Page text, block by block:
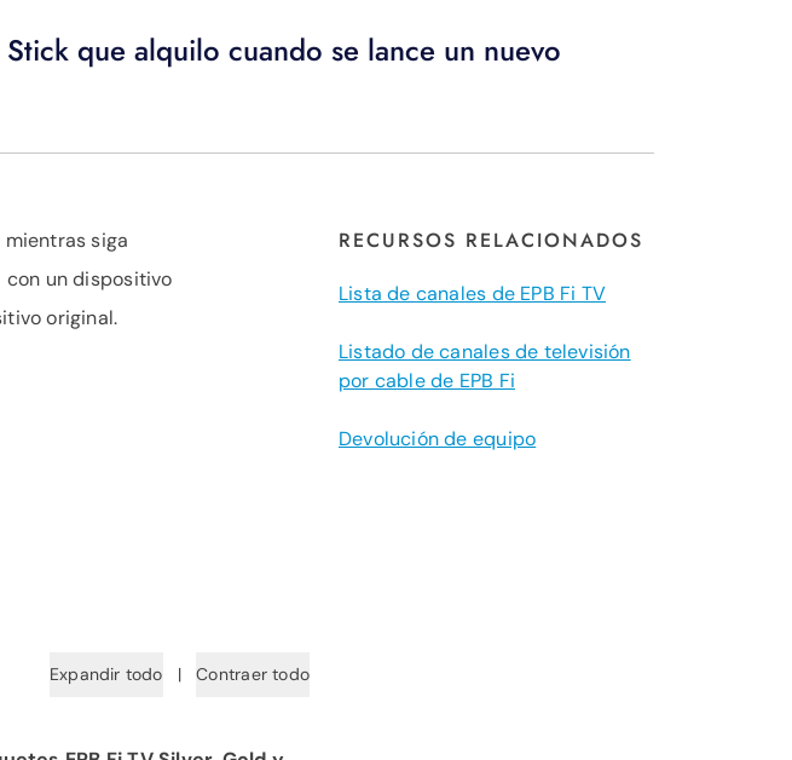
que alquilo cuando se lance un nuevo
siga
con un dispositivo
original.
RECURSOS RELACIONADOS
Lista de canales de EPB Fi TV
Listado de canales de televisión
por cable de EPB Fi
Devolución de equipo
Expandir todo | Contraer todo